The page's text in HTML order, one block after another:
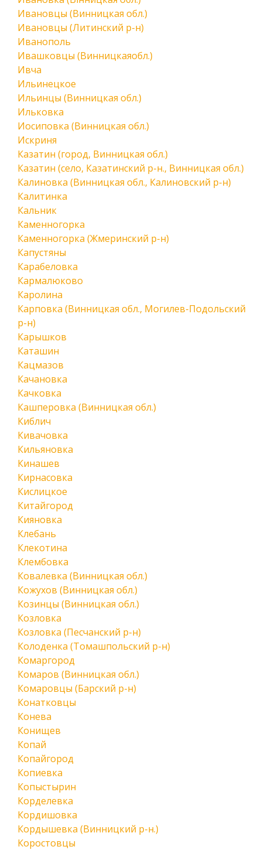
Ивановцы (Винницкая обл.)
Ивановцы (Литинский р-н)
Иванополь
Ивашковцы (Винницкаяобл.)
Ивча
Ильинецкое
Ильинцы (Винницкая обл.)
Ильковка
Иосиповка (Винницкая обл.)
Искриня
Казатин (город, Винницкая обл.)
Казатин (село, Казатинский р-н., Винницкая обл.)
Калиновка (Винницкая обл., Калиновский р-н)
Калитинка
Кальник
Каменногорка
Каменногорка (Жмеринский р-н)
Капустяны
Карабеловка
Кармалюково
Каролина
Карповка (Винницкая обл., Могилев-Подольский
р-н)
Карышков
Каташин
Кацмазов
Качановка
Качковка
Кашперовка (Винницкая обл.)
Киблич
Кивачовка
Кильяновка
Кинашев
Кирнасовка
Кислицкое
Китайгород
Кияновка
Клебань
Клекотина
Клембовка
Ковалевка (Винницкая обл.)
Кожухов (Винницкая обл.)
Козинцы (Винницкая обл.)
Козловка
Козловка (Песчанский р-н)
Колоденка (Томашпольский р-н)
Комаргород
Комаров (Винницкая обл.)
Комаровцы (Барский р-н)
Конатковцы
Конева
Конищев
Копай
Копайгород
Копиевка
Копыстырин
Корделевка
Кордишовка
Кордышевка (Винницкий р-н.)
Коростовцы